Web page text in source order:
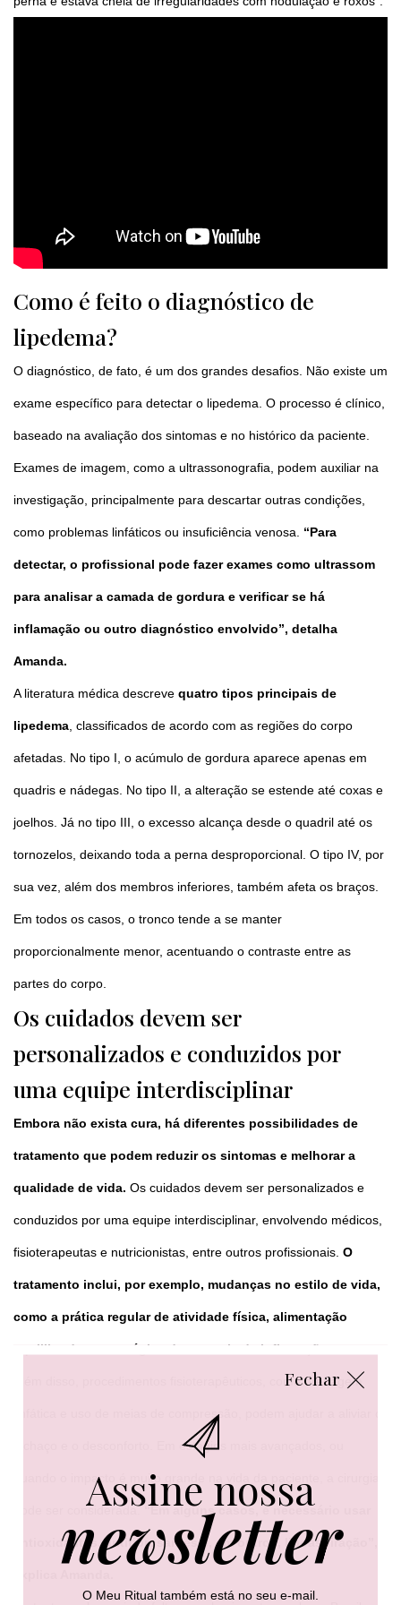
Como é feito o diagnóstico de
lipedema?
O diagnóstico, de fato, é um dos grandes desafios. Não existe um
exame específico para detectar o lipedema. O processo é clínico,
baseado na avaliação dos sintomas e no histórico da paciente.
Exames de imagem, como a ultrassonografia, podem auxiliar na
investigação, principalmente para descartar outras condições,
como problemas linfáticos ou insuficiência venosa. “Para
detectar, o profissional pode fazer exames como ultrassom
para analisar a camada de gordura e verificar se há
inflamação ou outro diagnóstico envolvido”, detalha
Amanda.
A literatura médica descreve quatro tipos principais de
lipedema , classificados de acordo com as regiões do corpo
afetadas. No tipo I, o acúmulo de gordura aparece apenas em
quadris e nádegas. No tipo II, a alteração se estende até coxas e
joelhos. Já no tipo III, o excesso alcança desde o quadril até os
tornozelos, deixando toda a perna desproporcional. O tipo IV, por
sua vez, além dos membros inferiores, também afeta os braços.
Em todos os casos, o tronco tende a se manter
proporcionalmente menor, acentuando o contraste entre as
partes do corpo.
Os cuidados devem ser
personalizados e conduzidos por
uma equipe interdisciplinar
Embora não exista cura, há diferentes possibilidades de
tratamento que podem reduzir os sintomas e melhorar a
qualidade de vida. Os cuidados devem ser personalizados e
conduzidos por uma equipe interdisciplinar, envolvendo médicos,
fisioterapeutas e nutricionistas, entre outros profissionais. O
tratamento inclui, por exemplo, mudanças no estilo de vida,
como a prática regular de atividade física, alimentação
equilibrada e estratégias de controle da inflamação.
Além disso, procedimentos fisioterapêuticos, como drenagem
linfática e uso de meias de compressão, podem ajudar a aliviar o
inchaço e o desconforto. Em estágios mais avançados, ou
quando o impacto é muito grande na vida da paciente, a cirurgia
pode ser considerada. “Em alguns casos, é necessário usar
antioxidantes, antifibrosantes e, em outros, lipoaspiração”,
Fechar
Assine nossa
newsletter
O Meu Ritual também está no seu e-mail.